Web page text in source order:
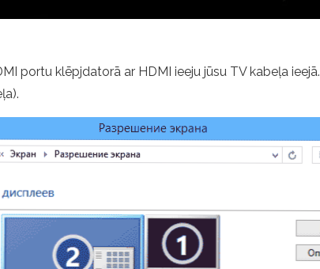
portu klēpjdatorā ar HDMI ieeju jūsu TV kabeļa